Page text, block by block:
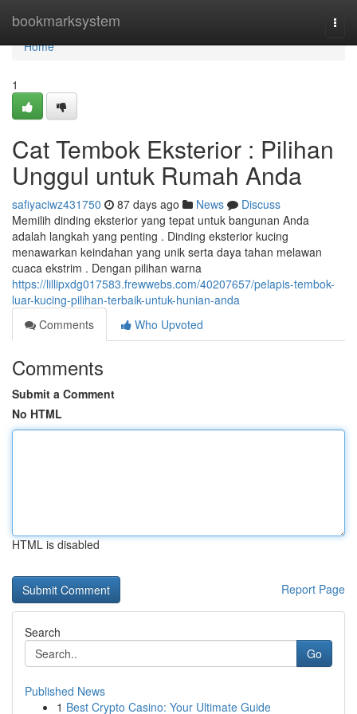
bookmarksystem
Home
Home
1
Cat Tembok Eksterior : Pilihan
Unggul untuk Rumah Anda
safiyaciwz431750 87 days ago News
Discuss
Memilih dinding eksterior yang tepat untuk bangunan Anda
adalah langkah yang penting . Dinding eksterior kucing
menawarkan keindahan yang unik serta daya tahan melawan
cuaca ekstrim . Dengan pilihan warna
https://lillipxdg017583.frewwebs.com/40207657/pelapis-tembok-
luar-kucing-pilihan-terbaik-untuk-hunian-anda
Comments
Who Upvoted
Comments
Submit a Comment
No HTML
HTML is disabled
Report Page
Search
Go
Published News
1 Best Crypto Casino: Your Ultimate Guide